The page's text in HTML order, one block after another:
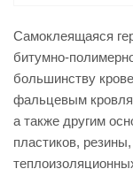
Самоклеящаяся
битумно-
большинству
фальцевым
а также другим
пластиков,